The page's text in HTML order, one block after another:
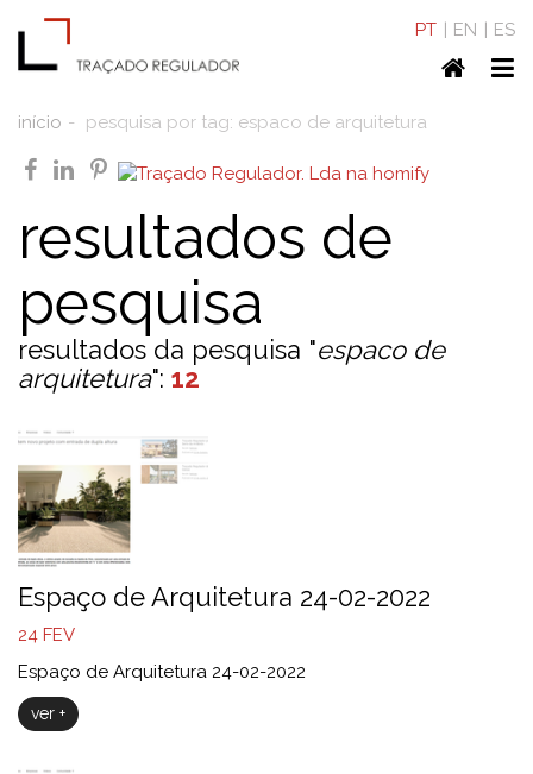
PT EN ES
Home
início pesquisa por tag: espaco de arquitetura
facebook
linkedin
pinterest
resultados de
pesquisa
resultados da pesquisa "espaco de
arquitetura": 12
Espaço de Arquitetura 24-02-2022
24 FEV
Espaço de Arquitetura 24-02-2022
ver +